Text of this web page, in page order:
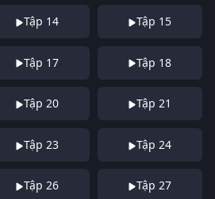
Tập 14 Tập 15
Tập 17 Tập 18
Tập 20 Tập 21
Tập 23 Tập 24
Tập 26 Tập 27